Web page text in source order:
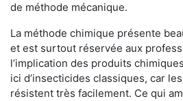
de méthode mécanique.
La méthode chimique présente
et est surtout réservée aux
l’implication des produits
ici d’insecticides classiques, car
résistent très facilement. Ce qui